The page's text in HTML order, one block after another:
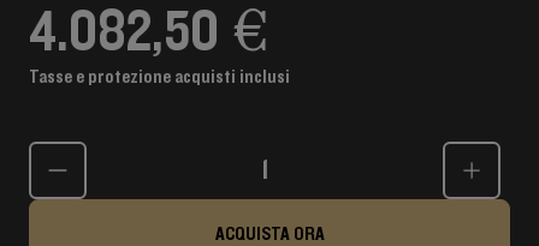
4.082,50 €
Tasse e protezione acquisti inclusi
Quantità
ACQUISTA ORA